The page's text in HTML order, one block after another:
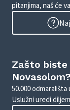
pitanjima, naš će
Zašto
Novasolom?
50.000 odmarališta
Uslužni uredi